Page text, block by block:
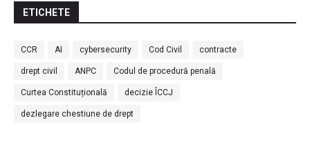
ETICHETE
CCR AI cybersecurity Cod Civil contracte
drept civil ANPC Codul de procedură penală
Curtea Constituțională decizie ÎCCJ
dezlegare chestiune de drept